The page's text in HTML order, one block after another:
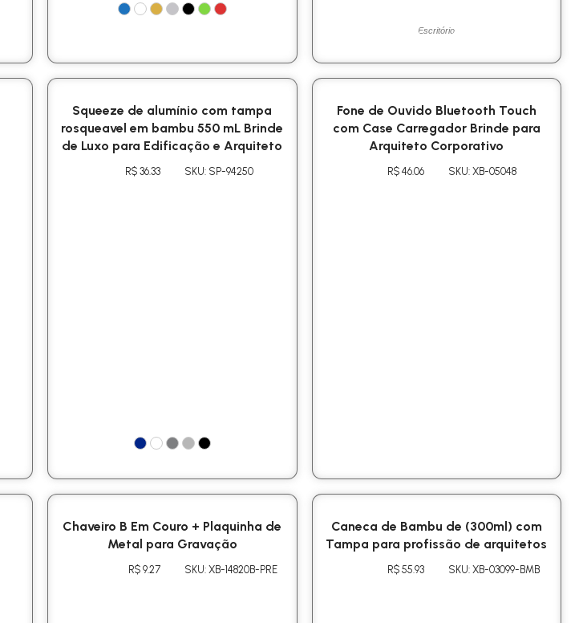
Escritório
Squeeze de alumínio com tampa
rosqueavel em bambu 550 mL Brinde
de Luxo para Edificação e Arquiteto
R$ 36.33 SKU: SP-94250
Fone de Ouvido Bluetooth Touch
com Case Carregador Brinde para
Arquiteto Corporativo
R$ 46.06 SKU: XB-05048
Chaveiro B Em Couro + Plaquinha de
Metal para Gravação
R$ 9.27 SKU: XB-14820B-PRE
Caneca de Bambu de (300ml) com
Tampa para profissão de arquitetos
R$ 55.93 SKU: XB-03099-BMB